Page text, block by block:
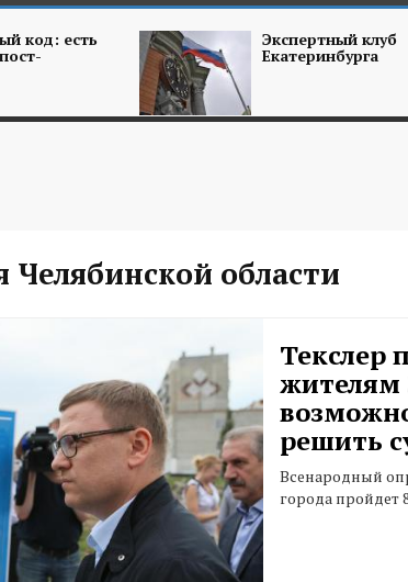
код: есть Экспертный клуб
Екатеринбурга
Челябинской области
Текслер
жителям
решить
Всенародный
города пройдет